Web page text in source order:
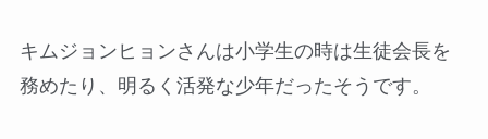
キムジョンヒョンさんは小学生の時は生徒会長を
務めたり、明るく活発な少年だったそうです。